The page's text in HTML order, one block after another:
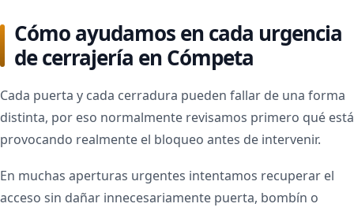
Cómo ayudamos en cada urgencia
de cerrajería en Cómpeta
Cada puerta y cada cerradura pueden fallar de una forma
distinta, por eso normalmente revisamos primero qué está
provocando realmente el bloqueo antes de intervenir.
En muchas aperturas urgentes intentamos recuperar el
acceso sin dañar innecesariamente puerta, bombín o